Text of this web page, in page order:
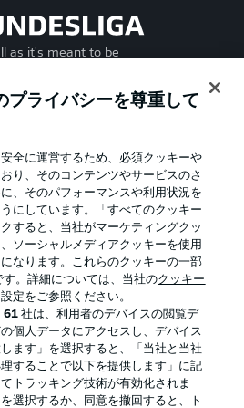
as it's meant to be
プライバシーを尊重して
全に運営するため、必須クッキーや
り、そのコンテンツやサービスのさ
、そのパフォーマンスや利用状況を
にしています。「すべてのクッキー
すると、当社がマーケティングクッ
ソーシャルメディアクッキーを使用
なります。これらのクッキーの一部
す。詳細については、当社のクッキー
定をご参照ください。
61 社は、利用者のデバイスの閲覧デ
個人データにアクセスし、デバイス
ます」を選択すると、「当社と当社
することで以下を提供します」に記
トラッキング技術が有効化されま
選択するか、同意を撤回すると、ト